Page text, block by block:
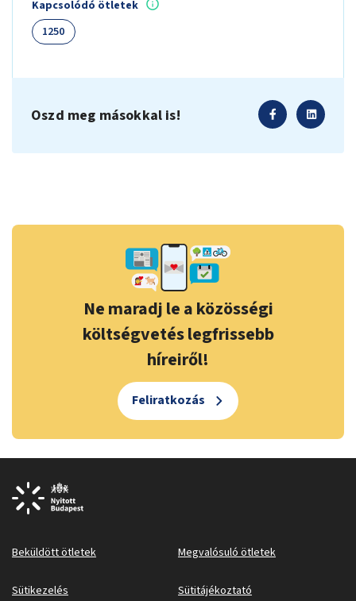
Kapcsolódó ötletek
1250
Oszd meg másokkal is!
Ne maradj le a közösségi
költségvetés legfrissebb
híreiről!
Feliratkozás
Beküldött ötletek Megvalósuló ötletek
Sütikezelés Sütitájékoztató